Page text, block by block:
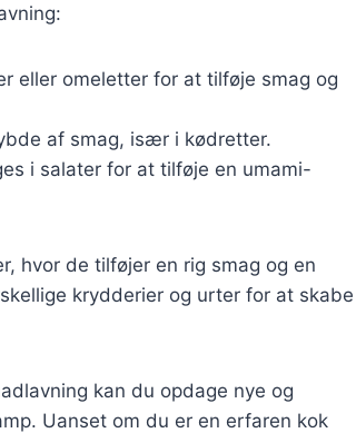
eller omeletter for at tilføje smag og
af smag, især i kødretter.
i salater for at tilføje en umami-
hvor de tilføjer en rig smag og en
krydderier og urter for at skabe
kan du opdage nye og
Uanset om du er en erfaren kok